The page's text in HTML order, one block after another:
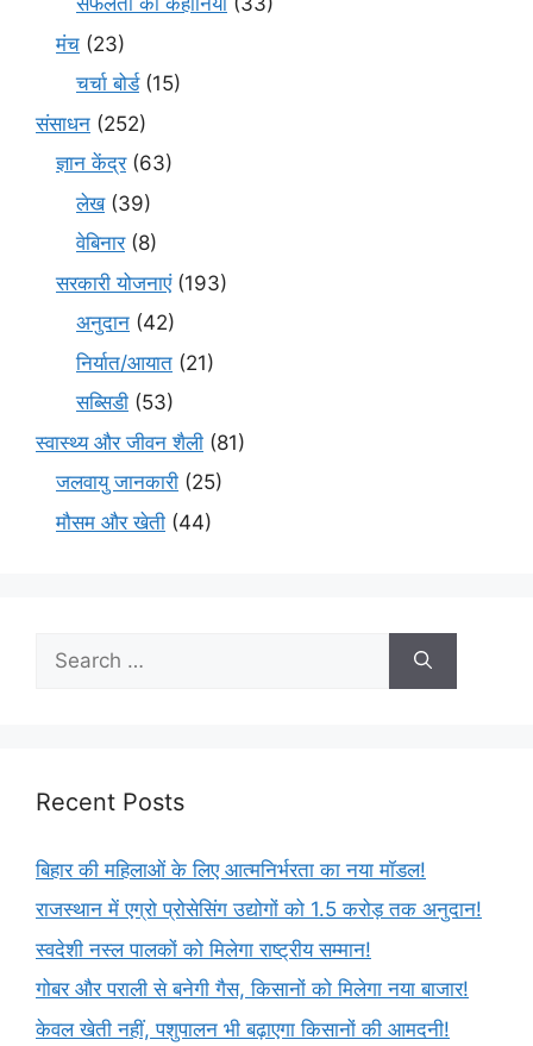
मंच (23)
चर्चा बोर्ड(15)
संसाधन (252)
ज्ञान केंद्र(63)
लेख(39)
वेबिनार(8)
सरकारी योजनाएं(193)
अनुदान (42)
निर्यात/आयात (21)
सब्सिडी (53)
स्वास्थ्य और जीवन शैली (81)
जलवायु जानकारी (25)
मौसम और खेती (44)
Recent Posts
बिहार की महिलाओं के लिए आत्मनिर्भरता का नया मॉडल!
राजस्थान में एग्रो प्रोसेसिंग उद्योगों को 1.5 करोड़ तक अनुदान!
स्वदेशी नस्ल पालकों को मिलेगा राष्ट्रीय सम्मान!
गोबर और पराली से बनेगी गैस, किसानों को मिलेगा नया बाजार!
केवल खेती नहीं, पशुपालन भी बढ़ाएगा किसानों की आमदनी!